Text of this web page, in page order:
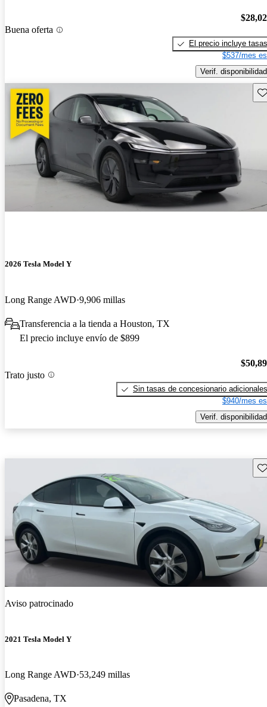
Buena oferta
El precio incluye tasas
$537/mes
Verif. disponibilidad
2026 Tesla Model Y
Long Range AWD 9,906 millas
Transferencia a la tienda a Houston, TX
El precio incluye envío de $899
Trato justo
Sin tasas de concesionario adicionales
$940/mes
Verif. disponibilidad
Aviso patrocinado
2021 Tesla Model Y
Long Range AWD 53,249 millas
Pasadena, TX